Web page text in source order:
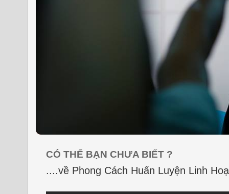
CÓ THỂ BẠN CHƯA BIẾT ?
....về Phong Cách Huấn Luyện Linh